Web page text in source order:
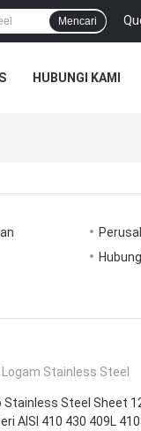
Mencari
HUBUNGI KAMI
Stainless Steel
Stainless Steel Sheet
AISI 410 430 409L